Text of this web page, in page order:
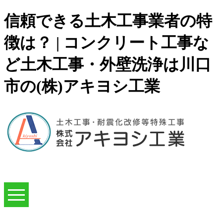
信頼できる土木工事業者の特
徴は？ | コンクリート工事な
ど土木工事・外壁洗浄は川口
市の(株)アキヨシ工業